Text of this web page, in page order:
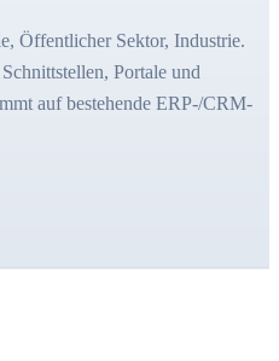
Öffentlicher Sektor, Industrie.
Portale und
auf bestehende ERP-/CRM-